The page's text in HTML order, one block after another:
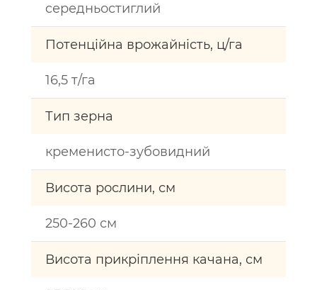
cередньостиглий
Потенційна врожайність, ц/га
16,5 т/га
Тип зерна
кременисто-зубовидний
Висота рослини, см
250-260 см
Висота прикріплення качана, см